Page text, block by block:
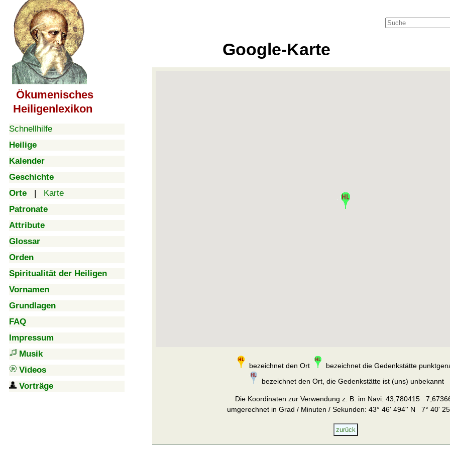
Ökumenisches
Heiligenlexikon
Schnellhilfe
Heilige
Kalender
Geschichte
Orte | Karte
Patronate
Attribute
Glossar
Orden
Spiritualität der Heiligen
Vornamen
Grundlagen
FAQ
Impressum
Musik
Videos
Vorträge
Google-Karte
bezeichnet den Ort
bezeichnet die Gedenkstätte
bezeichnet den Ort, die Gedenkstätte ist (uns) unbekannt
Die Koordinaten zur Verwendung z. B. im Navi: 43,780415
umgerechnet in Grad / Minuten / Sekunden: 43° 46' 494'' N 7° 40'